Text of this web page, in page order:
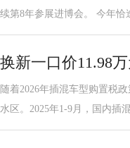
续第8年参展进博会。 今年恰
换新一口价11.98
随着2026年插混车型购置税
水区。2025年1-9月，国内插